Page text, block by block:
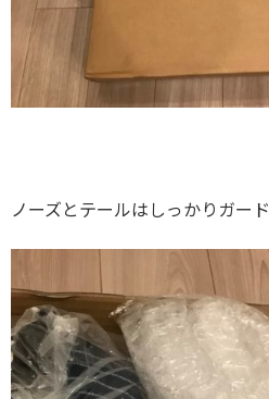
ノーズとテールはしっかりガード